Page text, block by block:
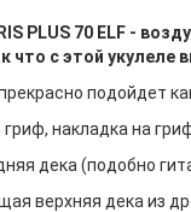
PLUS 70 ELF -
что с этой укулеле
подойдет
накладка на
дека (подобно
верхняя дека из